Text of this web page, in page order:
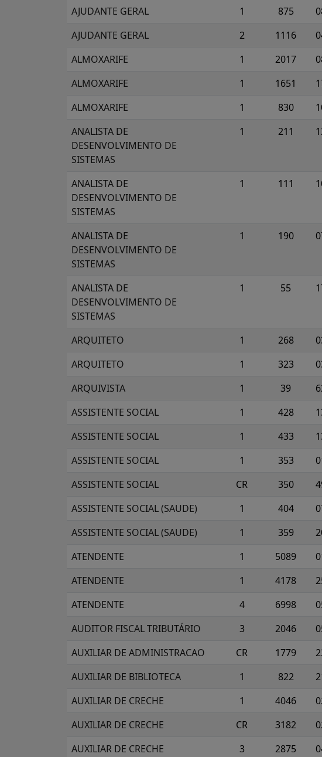
AJUDANTE GERAL
1 875
AJUDANTE GERAL
2 1116
ALMOXARIFE
1 2017
ALMOXARIFE
1 1651
ALMOXARIFE
1 830
ANALISTA DE
DESENVOLVIMENTO DE
SISTEMAS
1 211
ANALISTA DE
DESENVOLVIMENTO DE
SISTEMAS
1 111
ANALISTA DE
DESENVOLVIMENTO DE
SISTEMAS
1 190
ANALISTA DE
DESENVOLVIMENTO DE
SISTEMAS
1 55
ARQUITETO 1 268
ARQUITETO
1 323
ARQUIVISTA
1 39
ASSISTENTE SOCIAL
1 428
ASSISTENTE SOCIAL
1 433
ASSISTENTE SOCIAL
1 353
ASSISTENTE SOCIAL
CR 350
ASSISTENTE SOCIAL (SAUDE)
1 404
ASSISTENTE SOCIAL (SAUDE)
1 359
ATENDENTE
1 5089
ATENDENTE
1 4178
ATENDENTE
4 6998
AUDITOR FISCAL TRIBUTÁRIO
3 2046
AUXILIAR DE ADMINISTRACAO
CR 1779
AUXILIAR DE BIBLIOTECA
1 822
AUXILIAR DE CRECHE
1 4046
AUXILIAR DE CRECHE
CR 3182
AUXILIAR DE CRECHE
3 2875